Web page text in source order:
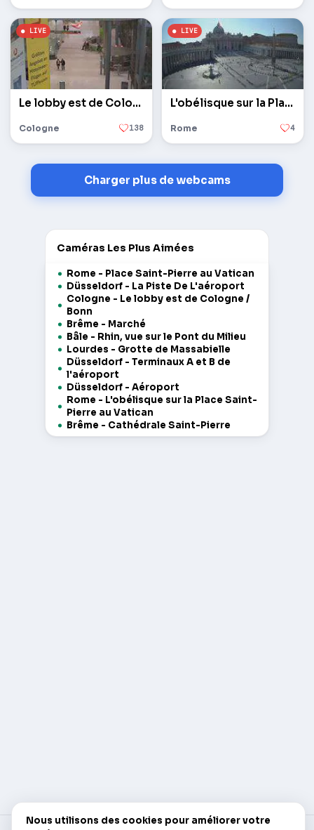
Le lobby est de Cologne / Bonn
Cologne 138
L'obélisque sur la Place Saint-Pierre au Vatican
Rome 4
Charger plus de webcams
Caméras Les Plus Aimées
Rome - Place Saint-Pierre au Vatican
Düsseldorf - La Piste De L'aéroport
Cologne - Le lobby est de Cologne /
Bonn
Brême - Marché
Bâle - Rhin, vue sur le Pont du Milieu
Lourdes - Grotte de Massabielle
Düsseldorf - Terminaux A et B de
l'aéroport
Düsseldorf - Aéroport
Rome - L'obélisque sur la Place Saint-
Pierre au Vatican
Brême - Cathédrale Saint-Pierre
Nous utilisons des cookies pour améliorer votre